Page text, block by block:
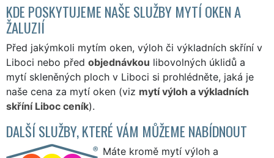
KDE POSKYTUJEME NAŠE SLUŽBY MYTÍ OKEN A
ŽALUZIÍ
Před jakýmkoli mytím oken, výloh či výkladních skříní v
Liboci nebo před objednávkou libovolných úklidů a
mytí skleněných ploch v Liboci si prohlédněte, jaká je
naše cena za mytí oken (viz mytí výloh a výkladních
skříní Liboc ceník).
DALŠÍ SLUŽBY, KTERÉ VÁM MŮŽEME NABÍDNOUT
Máte kromě mytí výloh a